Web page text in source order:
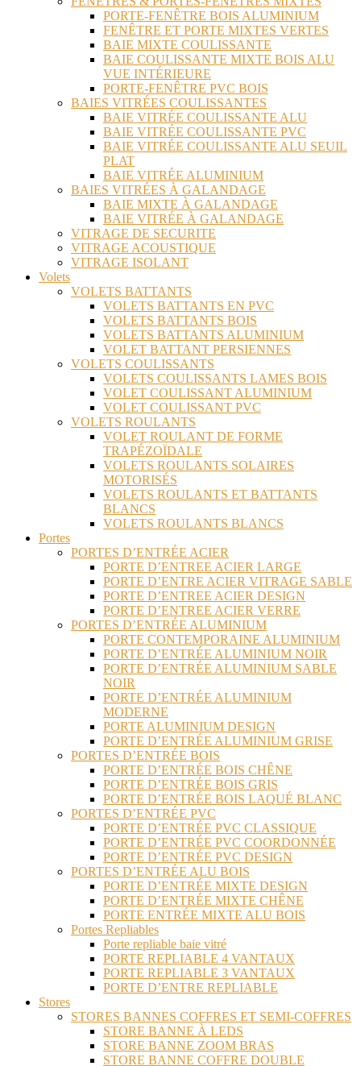
PORTE-FENÊTRE BOIS ALUMINIUM
FENÊTRE ET PORTE MIXTES VERTES
BAIE MIXTE COULISSANTE
BAIE COULISSANTE MIXTE BOIS ALU
VUE INTÉRIEURE
PORTE-FENÊTRE PVC BOIS
BAIES VITRÉES COULISSANTES
BAIE VITRÉE COULISSANTE ALU
BAIE VITRÉE COULISSANTE PVC
BAIE VITRÉE COULISSANTE ALU SEUIL
PLAT
BAIE VITRÉE ALUMINIUM
BAIES VITRÉES À GALANDAGE
BAIE MIXTE À GALANDAGE
BAIE VITRÉE À GALANDAGE
VITRAGE DE SECURITE
VITRAGE ACOUSTIQUE
VITRAGE ISOLANT
Volets
VOLETS BATTANTS
VOLETS BATTANTS EN PVC
VOLETS BATTANTS BOIS
VOLETS BATTANTS ALUMINIUM
VOLET BATTANT PERSIENNES
VOLETS COULISSANTS
VOLETS COULISSANTS LAMES BOIS
VOLET COULISSANT ALUMINIUM
VOLET COULISSANT PVC
VOLETS ROULANTS
VOLET ROULANT DE FORME
TRAPÉZOÏDALE
VOLETS ROULANTS SOLAIRES
MOTORISÉS
VOLETS ROULANTS ET BATTANTS
BLANCS
VOLETS ROULANTS BLANCS
Portes
PORTES D’ENTRÉE ACIER
PORTE D’ENTREE ACIER LARGE
PORTE D’ENTRE ACIER VITRAGE SABLE
PORTE D’ENTREE ACIER DESIGN
PORTE D’ENTREE ACIER VERRE
PORTES D’ENTRÉE ALUMINIUM
PORTE CONTEMPORAINE ALUMINIUM
PORTE D’ENTRÉE ALUMINIUM NOIR
PORTE D’ENTRÉE ALUMINIUM SABLE
NOIR
PORTE D’ENTRÉE ALUMINIUM
MODERNE
PORTE ALUMINIUM DESIGN
PORTE D’ENTRÉE ALUMINIUM GRISE
PORTES D’ENTRÉE BOIS
PORTE D’ENTRÉE BOIS CHÊNE
PORTE D’ENTRÉE BOIS GRIS
PORTE D’ENTRÉE BOIS LAQUÉ BLANC
PORTES D’ENTRÉE PVC
PORTE D’ENTRÉE PVC CLASSIQUE
PORTE D’ENTRÉE PVC COORDONNÉE
PORTE D’ENTRÉE PVC DESIGN
PORTES D’ENTRÉE ALU BOIS
PORTE D’ENTRÉE MIXTE DESIGN
PORTE D’ENTRÉE MIXTE CHÊNE
PORTE ENTRÉE MIXTE ALU BOIS
Portes Repliables
Porte repliable baie vitré
PORTE REPLIABLE 4 VANTAUX
PORTE REPLIABLE 3 VANTAUX
PORTE D’ENTRE REPLIABLE
Stores
STORES BANNES COFFRES ET SEMI-COFFRES
STORE BANNE À LEDS
STORE BANNE ZOOM BRAS
STORE BANNE COFFRE DOUBLE